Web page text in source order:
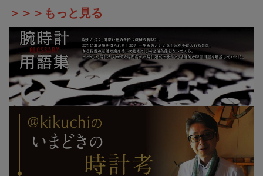
＞＞＞もっと見る